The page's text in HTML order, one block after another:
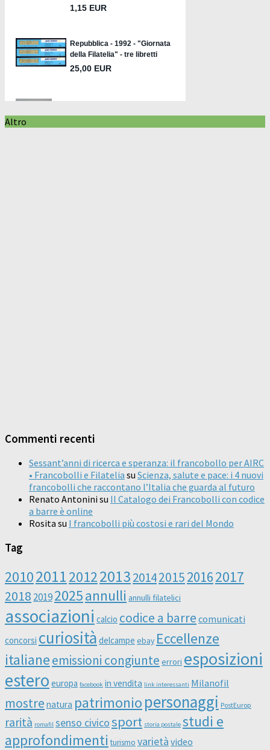
Altro
Commenti recenti
Sessant’anni di ricerca e speranza: il francobollo per AIRC
• Francobolli e Filatelia su Scienza, salute e pace: i 4 nuovi
francobolli che raccontano l’Italia che guarda al futuro
Renato Antonini su Il Catalogo dei Francobolli con codice
a barre è online
Rosita su I francobolli più costosi e rari del Mondo
Tag
20102011201220132014201520162017
2018 20192025annulli annulli filatelici
associazioni calcio codice a barre comunicati
concorsi curiosità delcampe ebay Eccellenze
italianeemissioni congiunte errori esposizioni
estero europa facebook in vendita link interessanti Milanofil
mostre natura patrimonio personaggi PostEurop
rarità romafil senso civicosport storia postale studi e
approfondimenti turismo varietà video